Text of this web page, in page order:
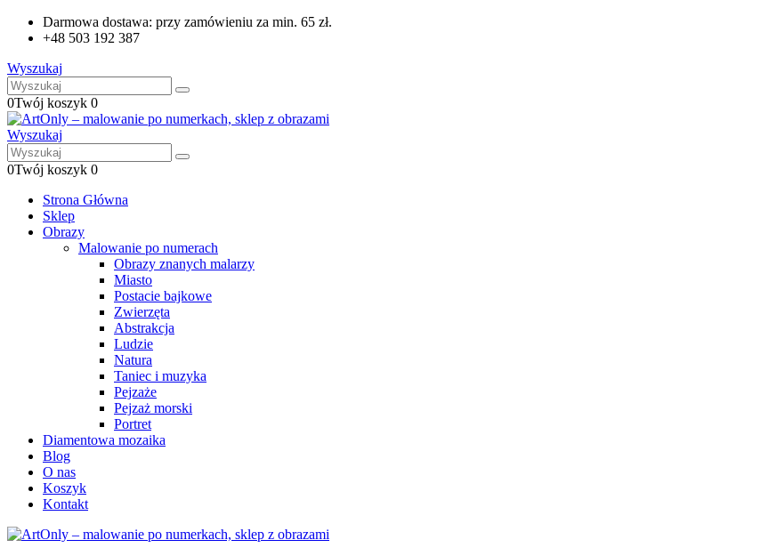
Darmowa dostawa: przy zamówieniu za min. 65 zł.
+48 503 192 387
Wyszukaj
0Twój koszyk 0
Wyszukaj
0Twój koszyk 0
Strona Główna
Sklep
Obrazy
Malowanie po numerach
Obrazy znanych malarzy
Miasto
Postacie bajkowe
Zwierzęta
Abstrakcja
Ludzie
Natura
Taniec i muzyka
Pejzaże
Pejzaż morski
Portret
Diamentowa mozaika
Blog
O nas
Koszyk
Kontakt